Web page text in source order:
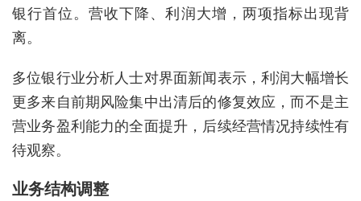
银行首位。营收下降、利润大增，两项指标出现背
离。
多位银行业分析人士对界面新闻表示，利润大幅增长
更多来自前期风险集中出清后的修复效应，而不是主
营业务盈利能力的全面提升，后续经营情况持续性有
待观察。
业务结构调整